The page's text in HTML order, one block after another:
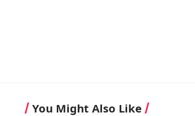
You Might Also Like